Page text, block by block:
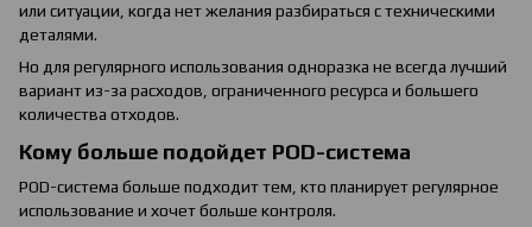
или ситуации, когда нет желания разбираться с техническими
деталями.
Но для регулярного использования одноразка не всегда лучший
вариант из-за расходов, ограниченного ресурса и большего
количества отходов.
Кому больше подойдет POD-система
POD-система больше подходит тем, кто планирует регулярное
использование и хочет больше контроля.